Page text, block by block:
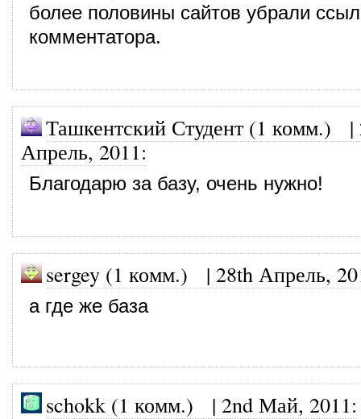
более половины сайтов убрали
комментатора.
Ташкентский Студент (1 комм.) |
Апрель, 2011:
Благодарю за базу, очень нужно!
sergey (1 комм.) | 28th Апрель,
а где же база
schokk (1 комм.) | 2nd Май, 2011: